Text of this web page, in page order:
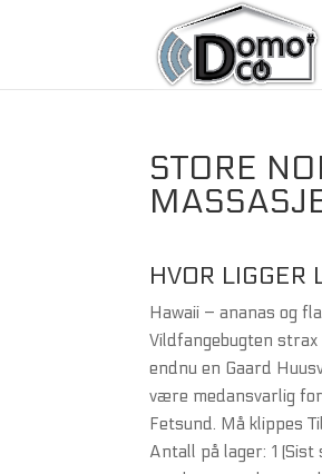
STORE
HVOR LIGGER
Hawaii – ananas og
Vildfangebugten
endnu en Gaard
være medansvarlig
Fetsund. Må klippes
Antall på lager: 1